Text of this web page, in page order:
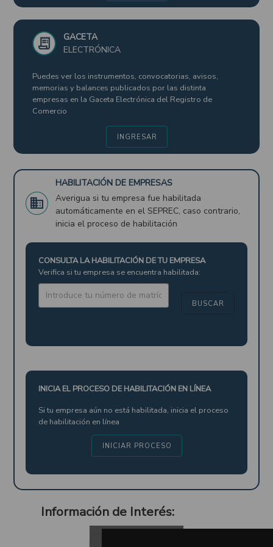
receipt_long
GACETA
ELECTRÓNICA
Puedes ver los instrumentos, convocatorias, avisos,
memorias y balances publicados por las distinta
empresas en la Gaceta Electrónica del Registro de
Comercio
INGRESAR
business
HABILITACIÓN DE EMPRESAS
Averigua si tu empresa fue habilitada
automáticamente en el SEPREC, caso contrario,
inicia el proceso de habilitación
CONSULTA LA HABILITACIÓN DE TU EMPRESA
Verifica si tu empresa se encuentra habilitada:
BUSCAR
INICIA EL PROCESO DE HABILITACIÓN EN LÍNEA
Si tu empresa aún no está habilitada, inicia el proceso
de habilitación en línea
INICIAR PROCESO
Información de Interés: